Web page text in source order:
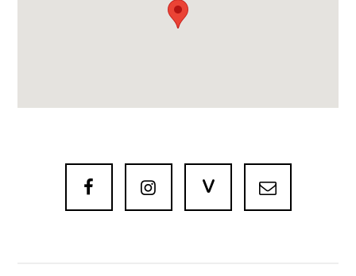
  V 